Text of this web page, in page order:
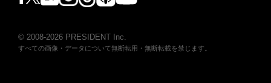
© 2008-2026 PRESIDENT Inc.
すべての画像・データについて無断転用・無断転載を禁じます。